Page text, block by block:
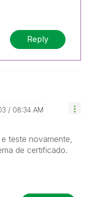
Reply
08:34 AM
teste novamente,
de certificado.